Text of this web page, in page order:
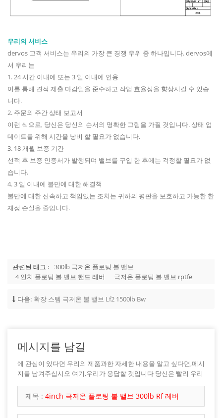
우리의 서비스
dervos 고객 서비스는 우리의 가장 큰 경쟁 우위 중 하나입니다. dervos에
서 우리는
1. 24 시간 이내에 또는 3 일 이내에 인용
이를 통해 견적 제출 마감일을 준수하고 작업 효율성을 향상시킬 수 있습
니다.
2. 주문의 주간 상태 보고서
이런 식으로, 당신은 당신의 순서의 명확한 그림을 가질 것입니다. 상태 업
데이트를 위해 시간을 낭비 할 필요가 없습니다.
3. 18 개월 보증 기간
선적 후 보증 인증서가 발행되며 밸브를 구입 한 후에는 걱정할 필요가 없
습니다.
4. 3 일 이내에 불만에 대한 해결책
불만에 대한 신속하고 책임있는 조치는 귀하의 평판을 보호하고 가능한 한
재정 손실을 줄입니다.
관련된 태그 : 300lb 극저온 플로팅 볼 밸브
4 인치 플로팅 볼 밸브 핸드 레버
극저온 플로팅 볼 밸브 rptfe
다음: 확장 스템 극저온 볼 밸브 Lf2 1500lb Bw
메시지를 남길
에 관심이 있다면 우리의 제품과한 자세한 내용을 알고 싶다면,메시
지를 남겨주십시오 여기,우리가 응답할 것입니다 당신은 빨리 우리
제목 : 4inch 극저온 플로팅 볼 밸브 300lb Rf 레버